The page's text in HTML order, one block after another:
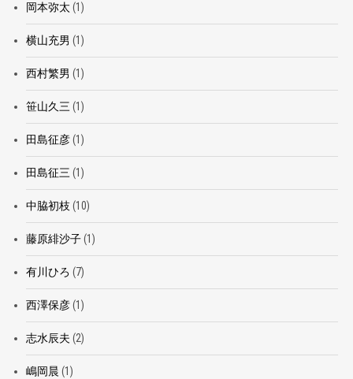
岡本弥太 (1)
横山充男 (1)
西村繁男 (1)
笹山久三 (1)
田島征彦(1)
田島征三 (1)
中脇初枝 (10)
藤原緋沙子(1)
有川ひろ (7)
西澤保彦(1)
志水辰夫 (2)
嶋岡晨 (1)